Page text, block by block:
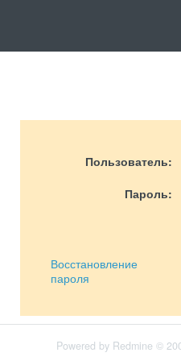
Пользователь:
Пароль:
Восстановление
пароля
Powered by Redmine ©